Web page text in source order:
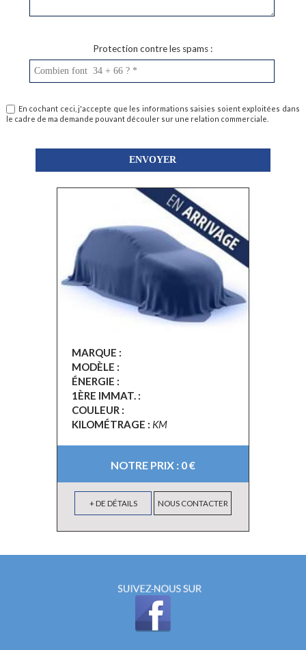
Protection contre les spams :
En cochant ceci, j'accepte que les informations saisies soient exploitées dans
le cadre de ma demande pouvant découler sur une relation commerciale.
MARQUE :
MODÈLE :
ÉNERGIE :
1ÈRE IMMAT. :
COULEUR :
KILOMÉTRAGE : KM
NOTRE PRIX : 0 €
+ DE DÉTAILS NOUS CONTACTER